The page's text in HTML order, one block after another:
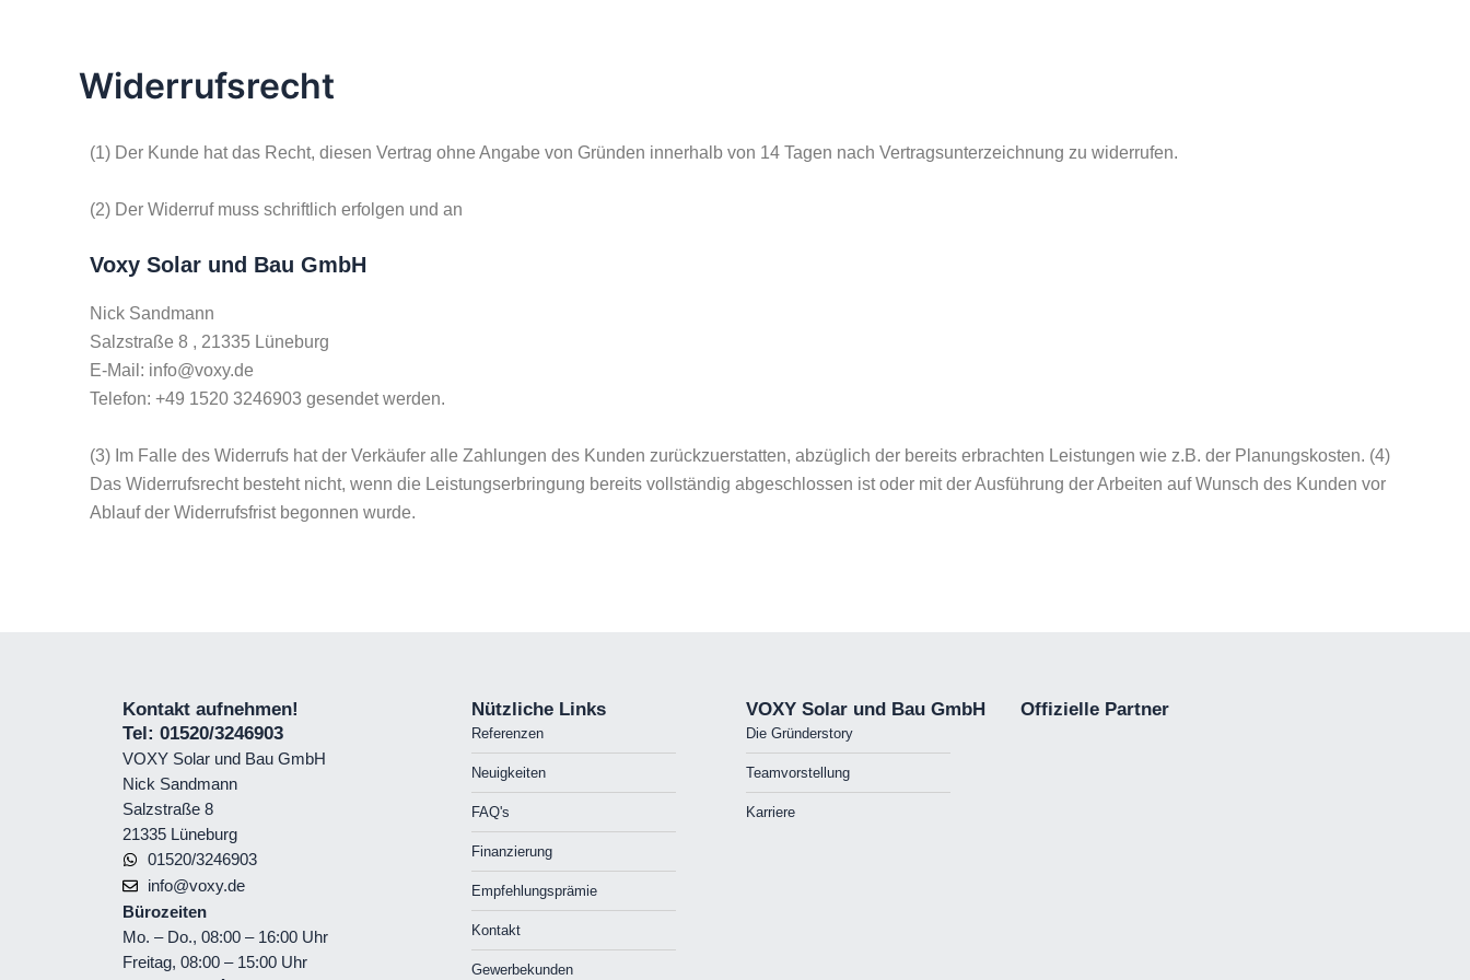
Widerrufsrecht
(1) Der Kunde hat das Recht, diesen Vertrag ohne Angabe von Gründen innerhalb von 14 Tagen nach Vertragsunterzeichnung zu widerrufen.
(2) Der Widerruf muss schriftlich erfolgen und an
Voxy Solar und Bau GmbH
Nick Sandmann
Salzstraße 8 , 21335 Lüneburg
E-Mail: info@voxy.de
Telefon: +49 1520 3246903 gesendet werden.
(3) Im Falle des Widerrufs hat der Verkäufer alle Zahlungen des Kunden zurückzuerstatten, abzüglich der bereits erbrachten Leistungen wie z.B. der Planungskosten. (4)
Das Widerrufsrecht besteht nicht, wenn die Leistungserbringung bereits vollständig abgeschlossen ist oder mit der Ausführung der Arbeiten auf Wunsch des Kunden vor
Ablauf der Widerrufsfrist begonnen wurde.
Kontakt aufnehmen!
Tel: 01520/3246903
VOXY Solar und Bau GmbH
Nick Sandmann
Salzstraße 8
21335 Lüneburg
01520/3246903
info@voxy.de
Bürozeiten
Mo. – Do., 08:00 – 16:00 Uhr
Freitag, 08:00 – 15:00 Uhr
Nützliche Links
Referenzen
Neuigkeiten
FAQ's
Finanzierung
Empfehlungsprämie
Kontakt
Gewerbekunden
VOXY Solar und Bau GmbH
Die Gründerstory
Teamvorstellung
Karriere
Offizielle Partner